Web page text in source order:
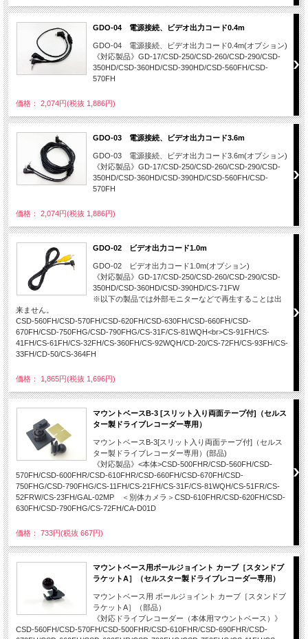
GDO-04 電源接続、ビデオ出力コード0.4m
GDO-04 電源接続、ビデオ出力コード0.4m(オプション)
《対応製品》GD-17/CSD-250/CSD-260/CSD-290/CSD-
350HD/CSD-360HD/CSD-390HD/CSD-560FH/CSD-
570FH
価格： 2,074円(税抜 1,886円)
GDO-03 電源接続、ビデオ出力コード3.6m
GDO-03 電源接続、ビデオ出力コード3.6m(オプション)
《対応製品》GD-17/CSD-250/CSD-260/CSD-290/CSD-
350HD/CSD-360HD/CSD-390HD/CSD-560FH/CSD-
570FH
価格： 2,074円(税抜 1,886円)
GDO-02 ビデオ出力コード1.0m
GDO-02 ビデオ出力コード1.0m(オプション)
《対応製品》GD-17/CSD-250/CSD-260/CSD-290/CSD-
350HD/CSD-360HD/CSD-390HD/CS-71FW
※以下の製品では外部モニターなどで再生することは出
来ません。
CSD-560FH/CSD-570FH/CSD-620FH/CSD-630FH/CSD-660FH/CSD-
670FH/CSD-750FHG/CSD-790FHG/CS-31F/CS-81WQH<br>CS-91FH/CS-
41FH/CS-61FH/CS-32FH/CS-360FH/CS-92WQH/CD-20/CS-72FH/CS-93FH/CS-
33FH/CD-50/CS-364FH
価格： 1,865円(税抜 1,696円)
マウントベースB-3 [スリット入り両面テープ付]（セルス
ター製ドライブレコーダー専用）
マウントベースB-3[スリット入り両面テープ付]（セルス
ター製ドライブレコーダー専用）(部品)
《対応製品》<本体>CSD-500FHR/CSD-560FH/CSD-
570FH/CSD-600FHR/CSD-610FHR/CSD-660FH/CSD-670FH/CSD-
750FHG/CSD-790FHG/CS-11FH/CS-21FH/CS-31F/CS-81WQH/CS-51FR/CS-
52FRW/CS-23FH/GAL-02MP ＜別体カメラ＞CSD-610FHR/CSD-620FH/CSD-
630FH/CSD-790FHG/CS-72FH/CA-D01D
価格： 733円(税抜 667円)
マウントベース用ボールジョイント カーブ［スタンドブ
ラケットA］（セルスター製ドライブレコーダー専用）
マウントベース用 ボールジョイント カーブ［スタンドブ
ラケットA］（部品）
《対応ドライブレコーダー（本体用マウントベース）》
CSD-560FH/CSD-570FH/CSD-500FHR/CSD-610FHR/CSD-690FHR/CSD-